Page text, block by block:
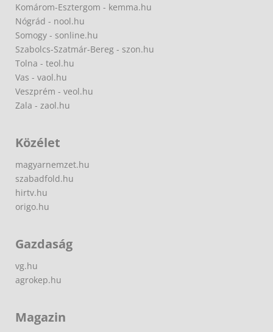
Komárom-Esztergom - kemma.hu
Nógrád - nool.hu
Somogy - sonline.hu
Szabolcs-Szatmár-Bereg - szon.hu
Tolna - teol.hu
Vas - vaol.hu
Veszprém - veol.hu
Zala - zaol.hu
Közélet
magyarnemzet.hu
szabadfold.hu
hirtv.hu
origo.hu
Gazdaság
vg.hu
agrokep.hu
Magazin